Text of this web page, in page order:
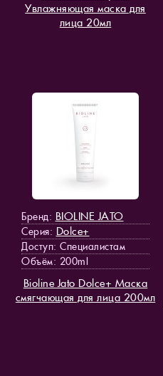
Увлажняющая маска для
лица 20мл
Бренд: BIOLINE JATO
Серия: Dolce+
Доступ: Специалистам
Объём: 200ml
Bioline Jato Dolce+ Маска
смягчающая для лица 200мл